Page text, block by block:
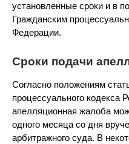
установленные сроки и в
Гражданским
Федерации.
Сроки подачи
Согласно положениям
процессуального кодекса
апелляционная жалоба
одного месяца со дня
арбитражного суда. В